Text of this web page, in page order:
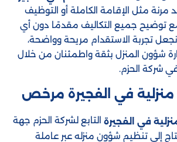
مثل الإقامة الكاملة أو التوظيف
مع توضيح جميع التكاليف مقدمًا دون أي
تجربة الاستقدام مريحة وواضحة،
شؤون المنزل بثقة واطمئنان من خلال
في شركة الحزم.
في الفجيرة مرخص
في الفجيرة التابع لشركة الحزم جهة
إلى تنظيم شؤون منزله عبر عاملة